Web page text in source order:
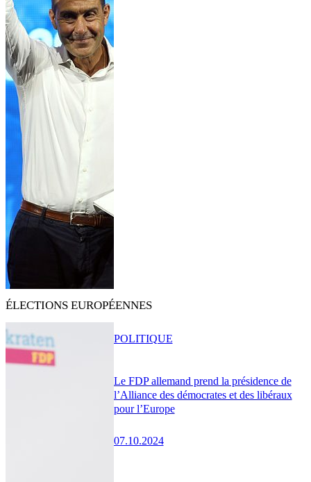
ÉLECTIONS EUROPÉENNES
Le FDP allemand prend la présidence de
l’Alliance des démocrates et des libéraux
pour l’Europe
07.10.2024
POLITIQUE